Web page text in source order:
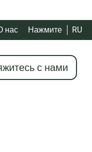
нас Нажмите RU
с нами